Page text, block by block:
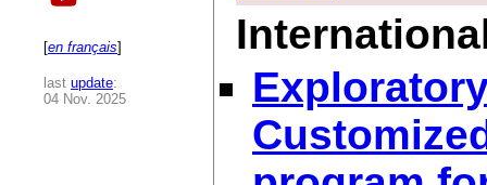
[en français]
last update:
04 Nov. 2025